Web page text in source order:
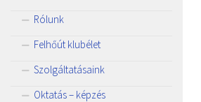
Rólunk
Felhőút klubélet
Szolgáltatásaink
Oktatás – képzés